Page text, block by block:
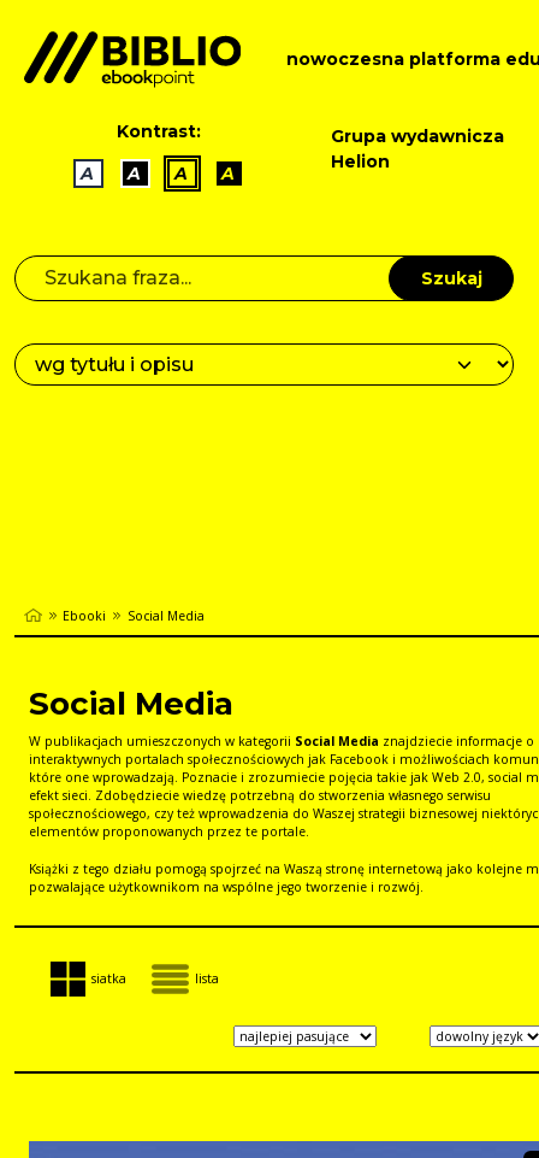
nowoczesna platforma
Kontrast:
A
A A A
Grupa wydawnicza
Helion
Szukaj
Ebooki Social Media
Social Media
W publikacjach umieszczonych w kategorii Social Media znajdziecie informacje o
interaktywnych portalach społecznościowych jak Facebook i możliwościach
które one wprowadzają. Poznacie i zrozumiecie pojęcia takie jak Web 2.0, social
efekt sieci. Zdobędziecie wiedzę potrzebną do stworzenia własnego serwisu
społecznościowego, czy też wprowadzenia do Waszej strategii biznesowej
elementów proponowanych przez te portale.
Książki z tego działu pomogą spojrzeć na Waszą stronę internetową jako kolejne
pozwalające użytkownikom na wspólne jego tworzenie i rozwój.
siatka lista